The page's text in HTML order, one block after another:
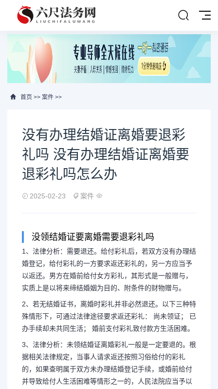
首页 >> 案件 >>
没有办理结婚证离婚要退彩
礼吗 没有办理结婚证离婚要
退彩礼吗怎么办
2025-02-23 案件
没领结婚证要离婚需要退彩礼吗
1、法律分析：需要退还。给付彩礼后，若双方没有办理结
婚登记，给付彩礼的一方要求返还彩礼的，另一方应当予
以返还。男方在婚前给付女方彩礼，其形式是一般赠与，
实质上是以将来缔结婚姻为目的、附条件的财物赠与。
2、若无结婚证书，离婚时彩礼并非必然退还。以下三种特
殊情形下，可通过法律途径要求返还彩礼： 尚未领证； 已
办手续却未共同生活； 婚前支付彩礼致付款方生活困难。
3、法律分析：未领结婚证离婚彩礼一般是一定要退的。根
据相关法律规定，当事人请求返还按照习俗给付的彩礼
的，如果查明属于双方未办理结婚登记手续，或婚前给付
并导致给付人生活困难等情形之一的，人民法院应当予以
没有办理结婚证离婚要
理结婚证离婚要退彩
1、法律分析：需要退还。给付
结婚登记，给付彩礼的一方要求返
以返还。男方在婚前给付女方彩礼